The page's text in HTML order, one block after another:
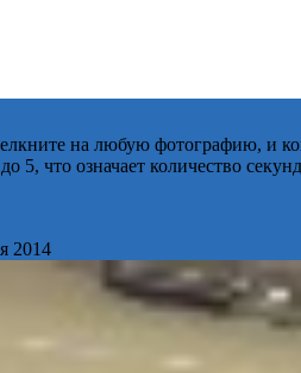
на любую фотографию, и
5, что означает количество
2014